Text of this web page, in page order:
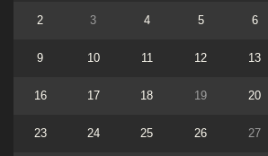
2 3 4 5 6
9 10 11 12 13
16 17 18 19 20
23 24 25 26 27